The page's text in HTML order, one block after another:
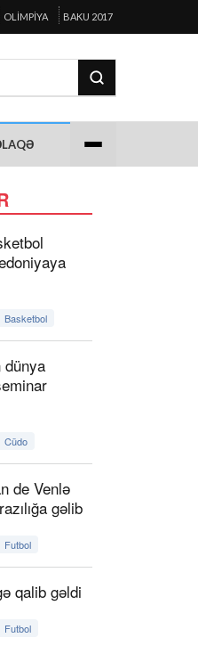
OLIMPIYA BAKU 2017
Basketbol
dünya
Cüdo
de Venlə
gəlib
Futbol
qalib gəldi
Futbol